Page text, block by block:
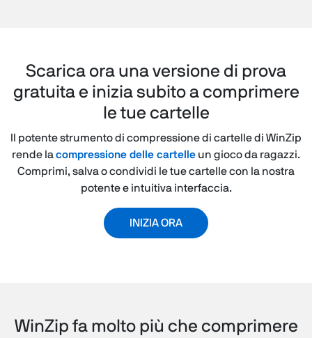
Scarica ora una versione di prova
gratuita e inizia subito a comprimere
le tue cartelle
Il potente strumento di compressione di cartelle di WinZip
rende lacompressione delle cartelle un gioco da ragazzi.
Comprimi, salva o condividi le tue cartelle con la nostra
potente e intuitiva interfaccia.
INIZIA ORA
WinZip fa molto più che comprimere